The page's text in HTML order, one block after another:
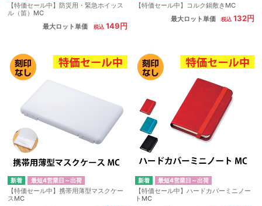
【特価セール中】防災用・緊急ホイッス
ル（笛）MC
最大ロット単価
149円
【特価セール中】コルク鍋敷きMC
最大ロット単価
132円
最短4営業日～出荷
【特価セール中】携帯用薄型マスクケー
スMC
最短4営業日～出荷
【特価セール中】ハードカバーミニノー
トMC